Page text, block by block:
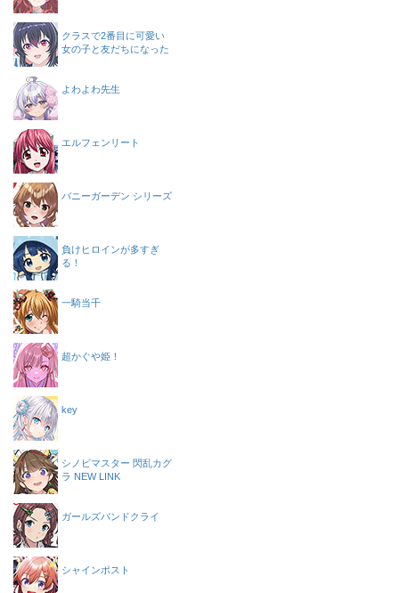
クラスで2番目に可愛い
女の子と友だちになった
よわよわ先生
エルフェンリート
バニーガーデン シリーズ
負けヒロインが多すぎ
る！
一騎当千
超かぐや姫！
key
シノビマスター 閃乱カグ
ラ NEW LINK
ガールズバンドクライ
シャインポスト